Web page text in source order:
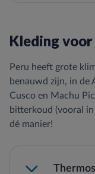
Kleding voor
Peru heeft grote
benauwd zijn, in de
Cusco en Machu
bitterkoud (vooral
dé manier!